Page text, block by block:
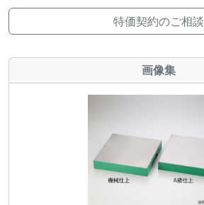
特価契約のご相談
画像集